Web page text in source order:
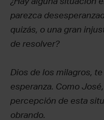
parezca
quizás, o una gran
de resolver?
Dios de los milagros,
esperanza. Como
percepción de esta
obrando.